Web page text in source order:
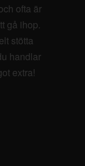
ofta är
gå ihop.
stötta
handlar
extra!